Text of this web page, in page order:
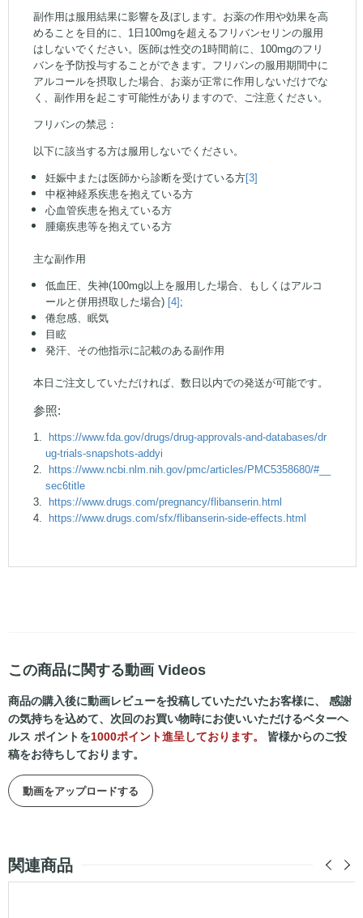
副作用は服用結果に影響を及ぼします。お薬の作用や効果を高
めることを目的に、1日100mgを超えるフリバンセリンの服用
はしないでください。医師は性交の1時間前に、100mgのフリ
バンを予防投与することができます。フリバンの服用期間中に
アルコールを摂取した場合、お薬が正常に作用しないだけでな
く、副作用を起こす可能性がありますので、ご注意ください。
フリバンの禁忌：
以下に該当する方は服用しないでください。
妊娠中または医師から診断を受けている方[3]
中枢神経系疾患を抱えている方
心血管疾患を抱えている方
腫瘍疾患等を抱えている方
主な副作用
低血圧、失神(100mg以上を服用した場合、もしくはアルコ
ールと併用摂取した場合) [4];
倦怠感、眠気
目眩
発汗、その他指示に記載のある副作用
本日ご注文していただければ、数日以内での発送が可能です。
参照:
https://www.fda.gov/drugs/drug-approvals-and-databases/dr
ug-trials-snapshots-addyi
https://www.ncbi.nlm.nih.gov/pmc/articles/PMC5358680/#__
sec6title
https://www.drugs.com/pregnancy/flibanserin.html
https://www.drugs.com/sfx/flibanserin-side-effects.html
この商品に関する動画 Videos
商品の購入後に動画レビューを投稿していただいたお客様に、 感謝
の気持ちを込めて、次回のお買い物時にお使いいただけるベターヘ
ルス ポイントを1000ポイント進呈しております。
皆様からのご投
稿をお待ちしております。
動画をアップロードする
関連商品